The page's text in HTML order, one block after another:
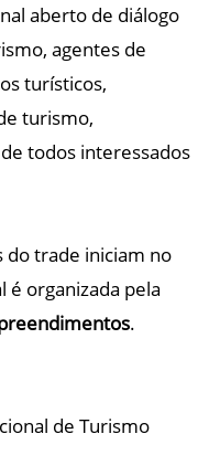
aberto de diálogo
agentes de
turísticos,
turismo,
todos interessados
do trade iniciam no
é organizada pela
.
de Turismo